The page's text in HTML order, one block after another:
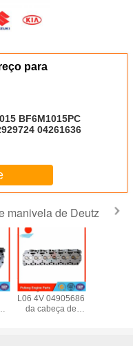
para
BF6M1015PC
04261636
manivela de Deutz
Assy TCD2013
L06 4V 04905686
da cabeça de